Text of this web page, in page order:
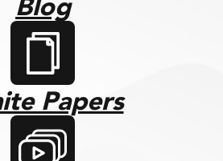
Papers